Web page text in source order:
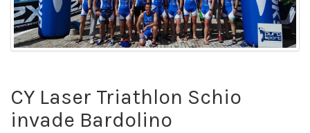
CY Laser Triathlon Schio
invade Bardolino